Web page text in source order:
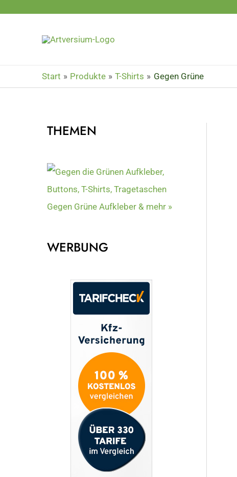
Start Produkte T-Shirts Gegen Grüne
THEMEN
Gegen Grüne Aufkleber & mehr »
WERBUNG